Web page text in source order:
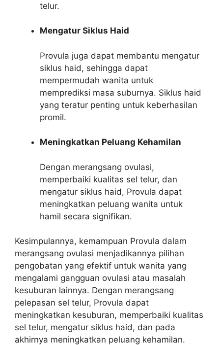
telur.
Mengatur Siklus Haid
Provula juga dapat membantu mengatur
siklus haid, sehingga dapat
mempermudah wanita untuk
memprediksi masa suburnya. Siklus haid
yang teratur penting untuk keberhasilan
promil.
Meningkatkan Peluang Kehamilan
Dengan merangsang ovulasi,
memperbaiki kualitas sel telur, dan
mengatur siklus haid, Provula dapat
meningkatkan peluang wanita untuk
hamil secara signifikan.
Kesimpulannya, kemampuan Provula dalam
merangsang ovulasi menjadikannya pilihan
pengobatan yang efektif untuk wanita yang
mengalami gangguan ovulasi atau masalah
kesuburan lainnya. Dengan merangsang
pelepasan sel telur, Provula dapat
meningkatkan kesuburan, memperbaiki kualitas
sel telur, mengatur siklus haid, dan pada
akhirnya meningkatkan peluang kehamilan.